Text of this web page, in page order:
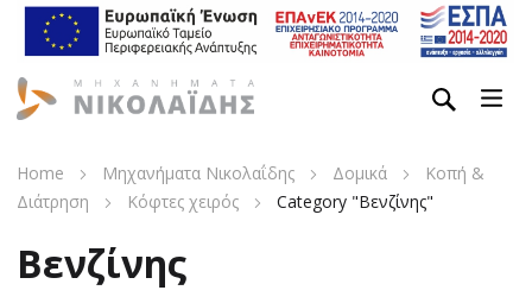
Home Μηχανήματα Νικολαΐδης Δομικά
Κοπή &
Διάτρηση
Κόφτες χειρός Category "Βενζίνης"
Βενζίνης